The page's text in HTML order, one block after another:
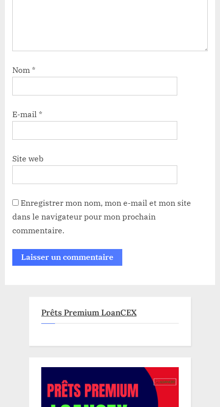
Nom *
E-mail *
Site web
Enregistrer mon nom, mon e-mail et mon site
dans le navigateur pour mon prochain
commentaire.
Prêts Premium LoanCEX